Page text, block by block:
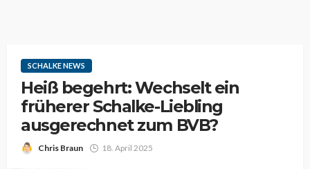
SCHALKE NEWS
Heiß begehrt: Wechselt ein
früherer Schalke-Liebling
ausgerechnet zum BVB?
Chris Braun 18. April 2025